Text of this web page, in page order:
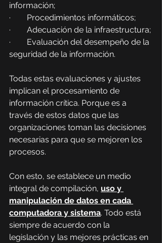
información;
·        Procedimientos informáticos;
·        Adecuación de la infraestructura;
·        Evaluación del desempeño de la
seguridad de la información.
Todas estas evaluaciones y ajustes
implican el procesamiento de
información crítica. Porque es a
través de estos datos que las
organizaciones toman las decisiones
necesarias para que se mejoren los
procesos.
Con esto, se establece un medio
integral de compilación, uso y
manipulación de datos en cada
computadora y sistema. Todo está
siempre de acuerdo con la
legislación y las mejores prácticas en